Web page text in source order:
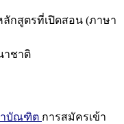
ลักสูตรที่เปิดสอน (ภาษา
าชาติ
าบัณฑิต การสมัครเข้า